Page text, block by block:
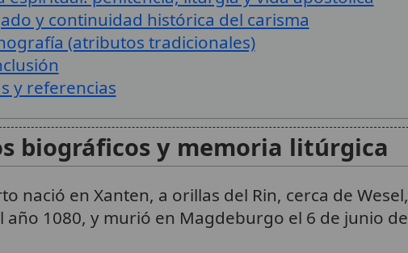
y continuidad histórica del carisma
(atributos tradicionales)
y referencias
biográficos y memoria litúrgica
nació en Xanten, a orillas del Rin, cerca de Wesel,
año 1080, y murió en Magdeburgo el 6 de junio de